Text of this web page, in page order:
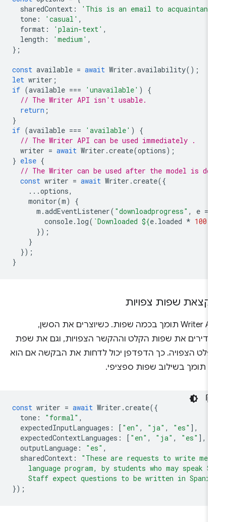
sharedContext : 'This is an email to
tone : 'casual'
format : 'plain-text'
length : 'medium'
const available = await Writer.availability
let writer
if (available === 'unavailable'
// The Writer API isn't usable.
return
if (available === 'available'
// The Writer API can be used immediately .
writer
= await Writer.create(options
} else
// The Writer can be used after the model is
const writer = await Writer.create
...options
monitor
m
m.addEventListener("downloadprogress"
console.log(`Downloaded ${e.loaded *
שפות צפויות
‫Writer API תומך בכמה שפות. כשיוצרים את הסשן,
את שפות הקלט וההקשר הצפויות, וגם את שפת
הצפויה. כך הדפדפן יכול לדחות את הבקשה אם הוא
תומך בשילוב שפות ספציפי.
const writer = await Writer.create
tone : "formal"
expectedInputLanguages : ["en" , "ja" , "es"
expectedContextLanguages : ["en" , "ja" , "es"
outputLanguage : "es"
sharedContext : "These are requests to write
language program, by students who may speak
Staff expect questions to be written in